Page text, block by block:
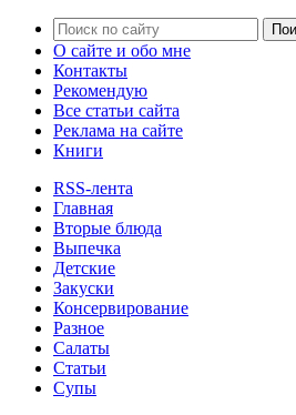
О сайте и обо мне
Контакты
Рекомендую
Все статьи сайта
Реклама на сайте
Книги
RSS-лента
Главная
Вторые блюда
Выпечка
Детские
Закуски
Консервирование
Разное
Салаты
Статьи
Супы